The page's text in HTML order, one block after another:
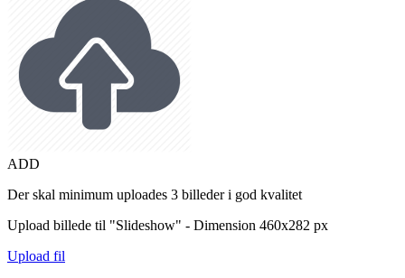
ADD
Der skal minimum uploades 3 billeder i god kvalitet
Upload billede til "Slideshow" - Dimension 460x282 px
Upload fil